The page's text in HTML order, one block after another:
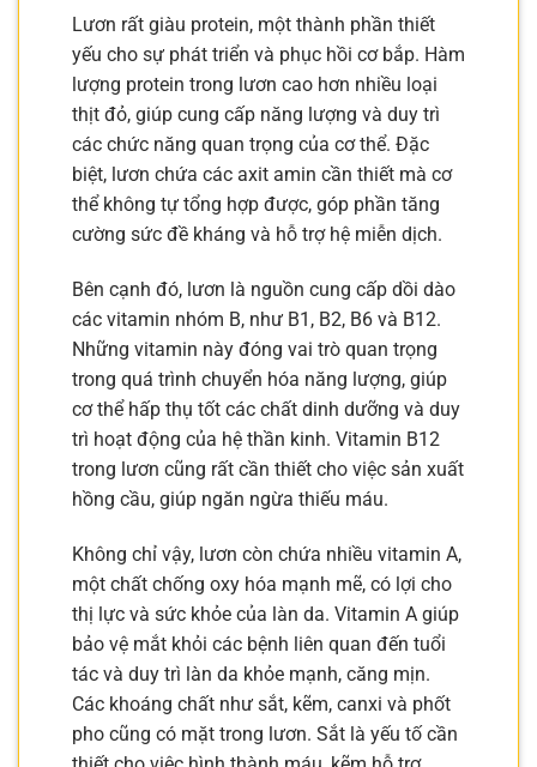
Lươn rất giàu protein, một thành phần thiết
yếu cho sự phát triển và phục hồi cơ bắp. Hàm
lượng protein trong lươn cao hơn nhiều loại
thịt đỏ, giúp cung cấp năng lượng và duy trì
các chức năng quan trọng của cơ thể. Đặc
biệt, lươn chứa các axit amin cần thiết mà cơ
thể không tự tổng hợp được, góp phần tăng
cường sức đề kháng và hỗ trợ hệ miễn dịch.
Bên cạnh đó, lươn là nguồn cung cấp dồi dào
các vitamin nhóm B, như B1, B2, B6 và B12.
Những vitamin này đóng vai trò quan trọng
trong quá trình chuyển hóa năng lượng, giúp
cơ thể hấp thụ tốt các chất dinh dưỡng và duy
trì hoạt động của hệ thần kinh. Vitamin B12
trong lươn cũng rất cần thiết cho việc sản xuất
hồng cầu, giúp ngăn ngừa thiếu máu.
Không chỉ vậy, lươn còn chứa nhiều vitamin A,
một chất chống oxy hóa mạnh mẽ, có lợi cho
thị lực và sức khỏe của làn da. Vitamin A giúp
bảo vệ mắt khỏi các bệnh liên quan đến tuổi
tác và duy trì làn da khỏe mạnh, căng mịn.
Các khoáng chất như sắt, kẽm, canxi và phốt
pho cũng có mặt trong lươn. Sắt là yếu tố cần